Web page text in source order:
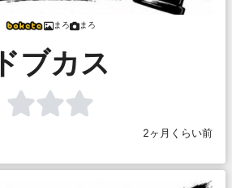
まろ まろ
ドブカス
2ヶ月くらい前